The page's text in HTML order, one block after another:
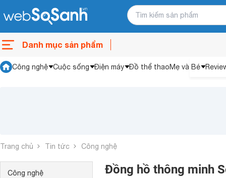
Danh mục sản phẩm
Công nghệ Cuộc sống Điện máy Đồ thể thaoMẹ và Bé
Trang chủ Tin tức Công nghệ
Công nghệ
Đồng hồ thông minh